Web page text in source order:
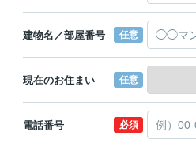
建物名／部屋番号 任意
現在のお住まい 任意
電話番号 必須